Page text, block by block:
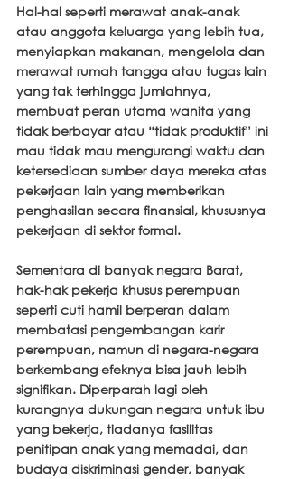
Hal-hal seperti merawat anak-anak
atau anggota keluarga yang lebih tua,
menyiapkan makanan, mengelola dan
merawat rumah tangga atau tugas lain
yang tak terhingga jumlahnya,
membuat peran utama wanita yang
tidak berbayar atau “tidak produktif” ini
mau tidak mau mengurangi waktu dan
ketersediaan sumber daya mereka atas
pekerjaan lain yang memberikan
penghasilan secara finansial, khususnya
pekerjaan di sektor formal.
Sementara di banyak negara Barat,
hak-hak pekerja khusus perempuan
seperti cuti hamil berperan dalam
membatasi pengembangan karir
perempuan, namun di negara-negara
berkembang efeknya bisa jauh lebih
signifikan. Diperparah lagi oleh
kurangnya dukungan negara untuk ibu
yang bekerja, tiadanya fasilitas
penitipan anak yang memadai, dan
budaya diskriminasi gender, banyak